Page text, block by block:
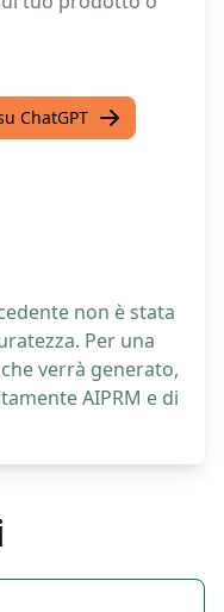
ChatGPT
non è stata
Per una
verrà generato,
AIPRM e di